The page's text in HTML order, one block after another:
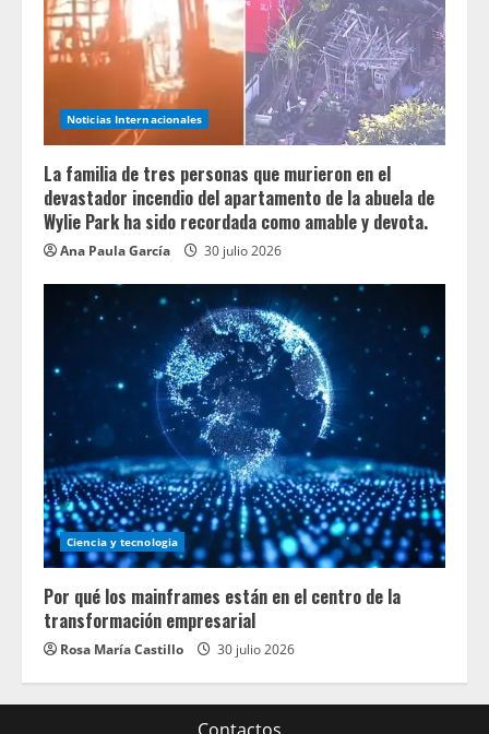
Noticias Internacionales
La familia de tres personas que murieron en el
devastador incendio del apartamento de la abuela de
Wylie Park ha sido recordada como amable y devota.
Ana Paula García 30 julio 2026
Ciencia y tecnologia
Por qué los mainframes están en el centro de la
transformación empresarial
Rosa María Castillo 30 julio 2026
Contactos